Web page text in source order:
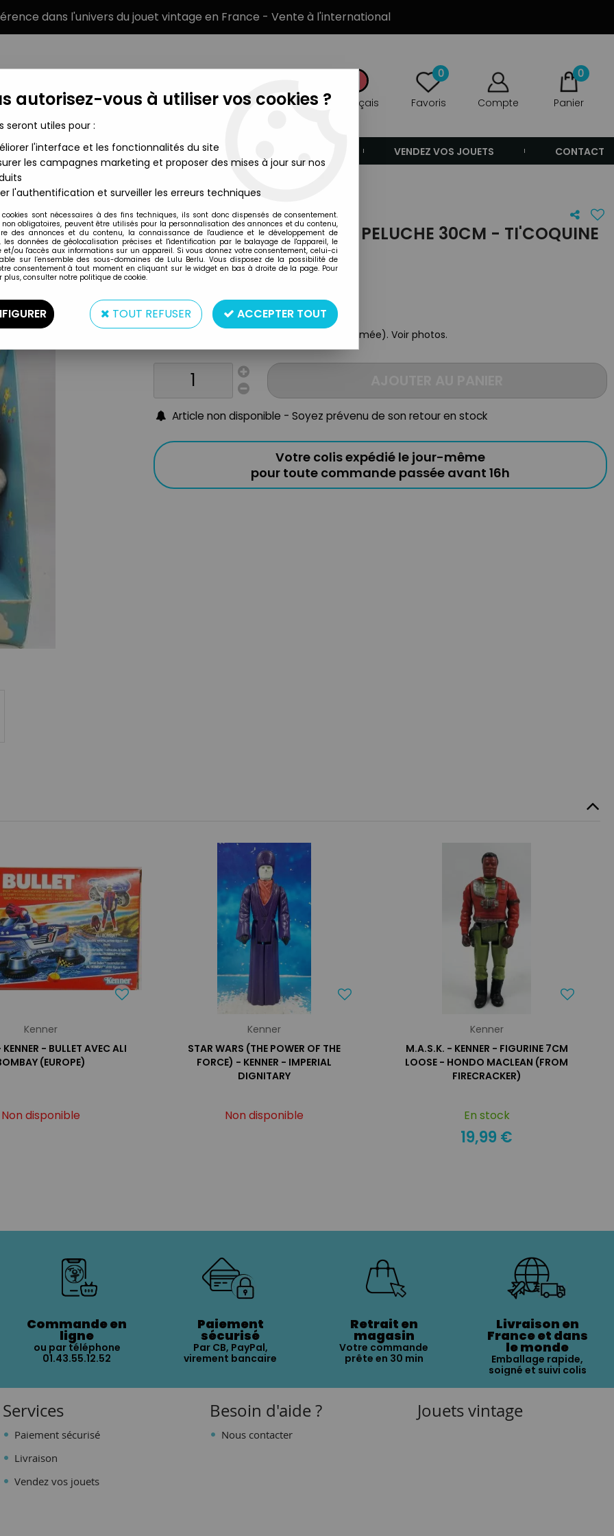
dans l'univers du jouet vintage en France - Vente à l'international
Français
0
Favoris Compte
0
Panier
MARQUES TYPE DE PRODUIT VENDEZ VOS JOUETS CONTACT
- Kenner - Peluche 30cm - Ti'coquine
Kenner
BISOUNOURS - KENNER - PELUCHE 30CM - TI'COQUINE
REF1411
Taille : 33 cm
Année : 1983-85
Condition : neuve en boite (la boite est ahîmée). Voir photos.
Article non disponible - Soyez prévenu de son retour en stock
Votre colis expédié le jour-même
pour toute commande passée avant 16h
Kenner
- BULLET AVEC ALI
(EUROPE)
Non disponible
Kenner
STAR WARS (THE POWER OF THE
FORCE) - KENNER - IMPERIAL
DIGNITARY
Non disponible
Kenner
M.A.S.K. - KENNER - FIGURINE 7CM
LOOSE - HONDO MACLEAN (FROM
FIRECRACKER)
En stock
19,99 €
Commande en
ligne
ou par téléphone
01.43.55.12.52
Paiement
sécurisé
Par CB, PayPal,
virement bancaire
Retrait en
magasin
Votre commande
prête en 30 min
Livraison en
France et dans
le monde
Emballage rapide,
soigné et suivi colis
Services
Paiement sécurisé
Livraison
Vendez vos jouets
Besoin d'aide ?
Nous contacter
Jouets vintage
autorisez-vous à utiliser vos cookies ?
seront utiles pour :
l'interface et les fonctionnalités du site
les campagnes marketing et proposer des mises à jour sur nos
l'authentification et surveiller les erreurs techniques
cookies sont nécessaires à des fins techniques, ils sont donc dispensés de consentement.
non obligatoires, peuvent être utilisés pour la personnalisation des annonces et du contenu,
des annonces et du contenu, la connaissance de l'audience et le développement de
les données de géolocalisation précises et l'identification par le balayage de l'appareil, le
et/ou l'accès aux informations sur un appareil. Si vous donnez votre consentement, celui-ci
sur l’ensemble des sous-domaines de Lulu Berlu. Vous disposez de la possibilité de
consentement à tout moment en cliquant sur le widget en bas à droite de la page. Pour
plus, consulter notre politique de cookie.
TOUT REFUSER ACCEPTER TOUT